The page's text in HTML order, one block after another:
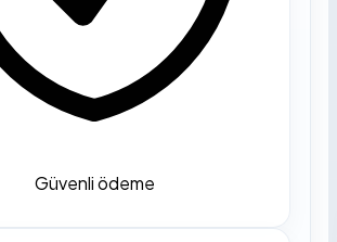
Güvenli ödeme